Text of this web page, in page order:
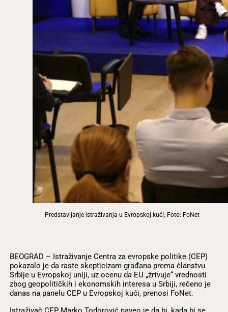
Predstavljanje istraživanja u Evropskoj kući; Foto: FoNet
BEOGRAD – Istraživanje Centra za evropske politike (CEP)
pokazalo je da raste skepticizam građana prema članstvu
Srbije u Evropskoj uniji, uz ocenu da EU „žrtvuje“ vrednosti
zbog geopolitičkih i ekonomskih interesa u Srbiji, rečeno je
danas na panelu CEP u Evropskoj kući, prenosi FoNet.